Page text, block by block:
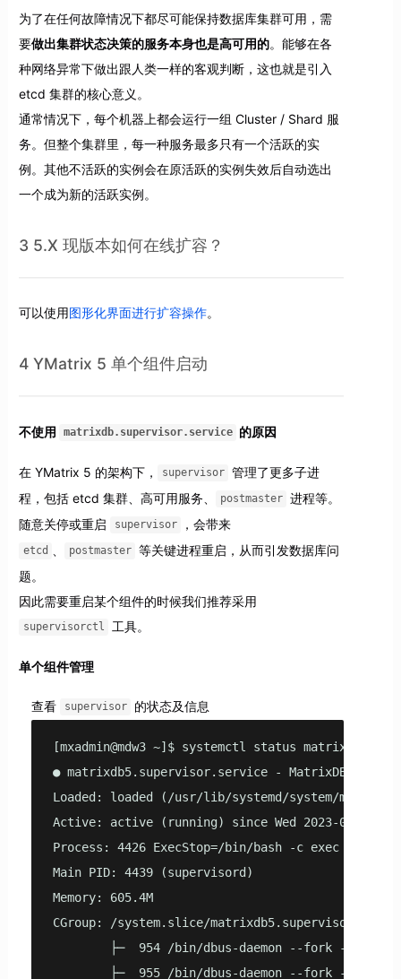
为了在任何故障情况下都尽可能保持数据库集群可用，需
要做出集群状态决策的服务本身也是高可用的。能够在各
种网络异常下做出跟人类一样的客观判断，这也就是引入
etcd 集群的核心意义。
通常情况下，每个机器上都会运行一组 Cluster / Shard 服
务。但整个集群里，每一种服务最多只有一个活跃的实
例。其他不活跃的实例会在原活跃的实例失效后自动选出
一个成为新的活跃实例。
3 5.X 现版本如何在线扩容？
可以使用图形化界面进行扩容操作。
4 YMatrix 5 单个组件启动
不使用 matrixdb.supervisor.service 的原因
在 YMatrix 5 的架构下， supervisor
管理了更多子进
程，包括 etcd 集群、高可用服务、
postmaster
进程等。
随意关停或重启
supervisor ，会带来
etcd postmaster 等关键进程重启，从而引发数据库问
题。
因此需要重启某个组件的时候我们推荐采用
supervisorctl 工具。
单个组件管理
查看 supervisor 的状态及信息
[mxadmin@mdw3 ~]$ systemctl status
● matrixdb5.supervisor.service - MatrixDB 5
Loaded: loaded (/usr/lib/systemd/system/
Active: active (running) since Wed 2023-05-24
Process: 4426 ExecStop=/bin/bash -c exec
Main PID: 4439 (supervisord)
Memory: 605.4M
CGroup: /system.slice/
├─  954 /bin/dbus-daemon --fork --
├─  955 /bin/dbus-daemon --fork --